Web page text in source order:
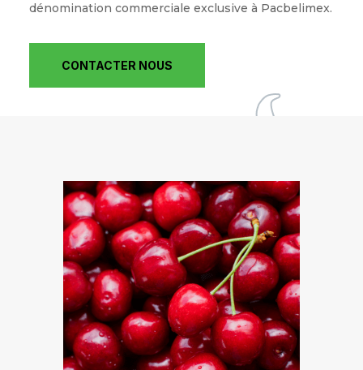
dénomination commerciale exclusive à Pacbelimex.
CONTACTER NOUS